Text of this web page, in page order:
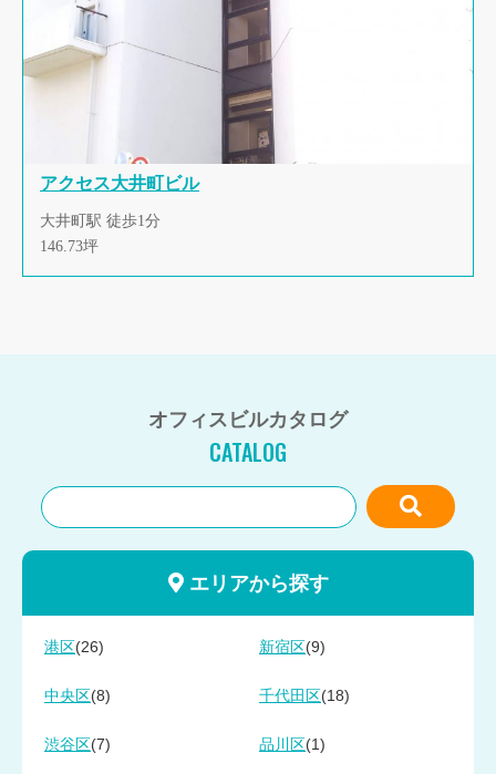
アクセス大井町ビル
大井町駅 徒歩1分
146.73坪
オフィスビルカタログ
CATALOG
エリアから探す
港区 (26) 新宿区 (9)
中央区 (8) 千代田区 (18)
渋谷区 (7) 品川区 (1)